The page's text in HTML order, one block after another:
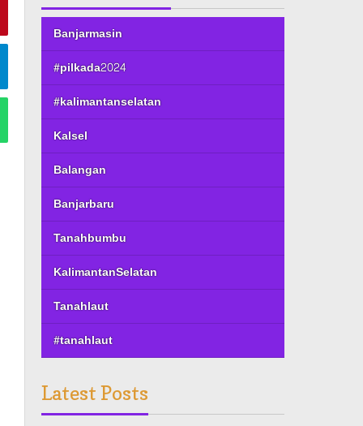
Banjarmasin
#pilkada2024
#kalimantanselatan
Kalsel
Balangan
Banjarbaru
Tanahbumbu
KalimantanSelatan
Tanahlaut
#tanahlaut
Latest Posts